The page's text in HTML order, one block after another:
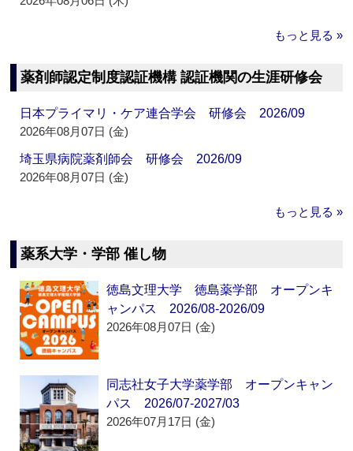
もっと見る »
薬剤師認定制度認証機構 認証機関の生涯研修会
日本プライマリ・ケア連合学会 研修会 2026/09
2026年08月07日 (金)
埼玉県病院薬剤師会 研修会 2026/09
2026年08月07日 (金)
もっと見る »
薬系大学・学部 催し物
徳島文理大学 徳島薬学部 オープンキ
ャンパス 2026/08-2026/09
2026年08月07日 (金)
同志社女子大学薬学部 オープンキャン
パス 2026/07-2027/03
2026年07月17日 (金)